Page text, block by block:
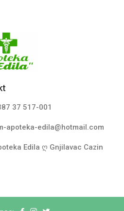
37 517-001
apoteka-edila@hotmail.com
Edila ღ Gnjilavac Cazin